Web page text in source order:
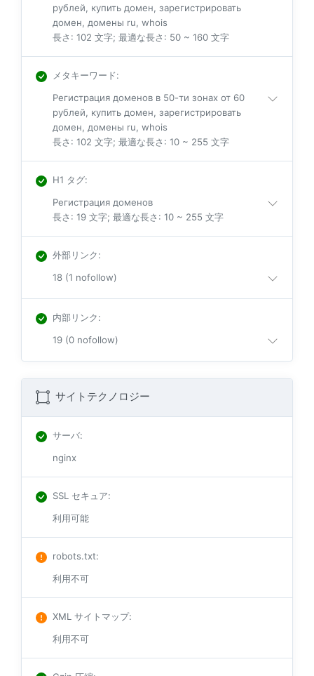
рублей, купить домен, зарегистрировать
домен, домены ru, whois
長さ: 102 文字; 最適な長さ: 50 ~ 160 文字
メタキーワード:
Регистрация доменов в 50-ти зонах от 60
рублей, купить домен, зарегистрировать
домен, домены ru, whois
長さ: 102 文字; 最適な長さ: 10 ~ 255 文字
H1 タグ:
Регистрация доменов
長さ: 19 文字; 最適な長さ: 10 ~ 255 文字
外部リンク:
18 (1 nofollow)
内部リンク:
19 (0 nofollow)
サイトテクノロジー
サーバ:
nginx
SSL セキュア:
利用可能
robots.txt:
利用不可
XML サイトマップ:
利用不可